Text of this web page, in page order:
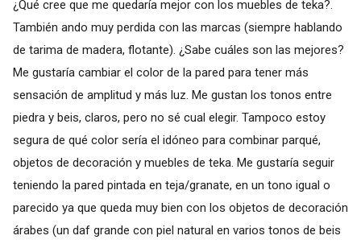
¿Qué cree que me quedaría mejor con los muebles de teka?.
También ando muy perdida con las marcas (siempre hablando
de tarima de madera, flotante). ¿Sabe cuáles son las mejores?
Me gustaría cambiar el color de la pared para tener más
sensación de amplitud y más luz. Me gustan los tonos entre
piedra y beis, claros, pero no sé cual elegir. Tampoco estoy
segura de qué color sería el idóneo para combinar parqué,
objetos de decoración y muebles de teka. Me gustaría seguir
teniendo la pared pintada en teja/granate, en un tono igual o
parecido ya que queda muy bien con los objetos de decoración
árabes (un daf grande con piel natural en varios tonos de beis